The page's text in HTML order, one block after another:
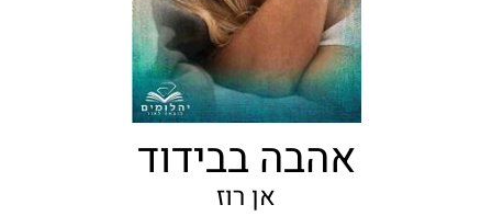
אהבה בבידוד
אן רוז